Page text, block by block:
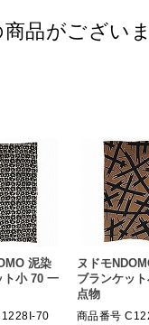
商品がござい
泥染
ト小 70 一
70
ヌドモ
ブランケッ
点物
商品番号